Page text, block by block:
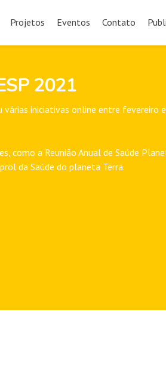
Projetos Eventos Contato
2021
iniciativas online entre fevereiro
como a Reunião Anual de Saúde
da Saúde do planeta Terra.